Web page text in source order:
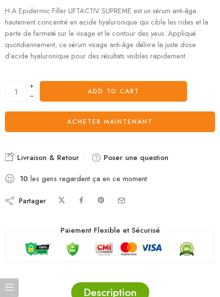
H.A Epidermic Filler LIFTACTIV SUPREME est un sérum anti-âge
hautement concentré en acide hyaluronique qui cible les rides et la
perte de fermeté sur le visage et le contour des yeux. Appliqué
quotidiennement, ce sérum visage anti-âge délivre la juste dose
d’acide hyaluronique pour des résultats visibles rapidement.
ADD TO CART
ACHETER MAINTENANT
Livraison & Retour
Poser une question
10 les gens regardent ça en ce moment
Partager
Paiement Flexible et Sécurisé
Description